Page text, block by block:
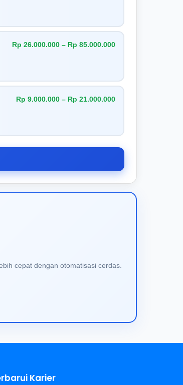
Rp 26.000.000 – Rp 85.000.000
Rp 9.000.000 – Rp 21.000.000
cepat dengan otomatisasi cerdas.
Karier